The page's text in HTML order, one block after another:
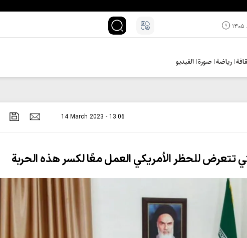
رياضة صورة الفيديو
14 March 2023 - 13:06
تتعرض للحظر الأمريكي العمل معًا لكسر هذه الحربة